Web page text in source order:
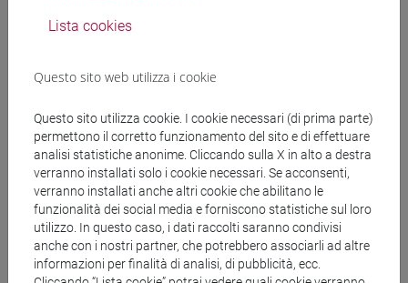
A.8 Un'introduzione alle variabili strumentali
B. Econometria delle serie storiche
B.1. Introduzione alle serie storiche univariate
B.2. Processi ARMA
B.3. I processi debolmente stazionari e il teorema
di Wold
B.4. Martingale e differenze di martingale
B.5. Legge Debole dei Grandi Numeri per processi
Lista cookies
Questo sito web utilizza i cookie
Questo sito utilizza cookie. I cookie necessari (di prima parte)
permettono il corretto funzionamento del sito e di effettuare
analisi statistiche anonime. Cliccando sulla X in alto a destra
verranno installati solo i cookie necessari. Se acconsenti,
verranno installati anche altri cookie che abilitano le
funzionalità dei social media e forniscono statistiche sul loro
utilizzo. In questo caso, i dati raccolti saranno condivisi
anche con i nostri partner, che potrebbero associarli ad altre
informazioni per finalità di analisi, di pubblicità, ecc.